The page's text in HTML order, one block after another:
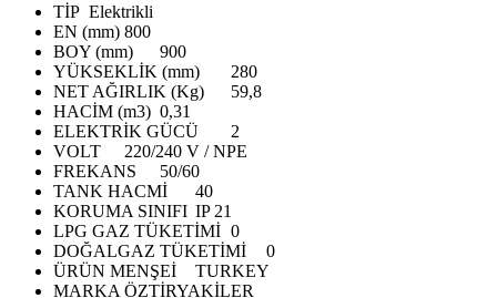
TİP Elektrikli
EN (mm) 800
BOY (mm)
900
YÜKSEKLİK (mm)
280
NET AĞIRLIK (Kg)
59,8
HACİM (m3) 0,31
ELEKTRİK GÜCÜ
2
VOLT
220/240 V / NPE
FREKANS
50/60
TANK HACMİ
40
KORUMA SINIFI IP 21
LPG GAZ TÜKETİMİ 0
DOĞALGAZ TÜKETİMİ
0
ÜRÜN MENŞEİ
TURKEY
MARKA ÖZTİRYAKİLER